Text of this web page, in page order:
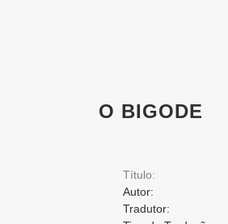
O BIGODE
Título:
Autor:
Tradutor: